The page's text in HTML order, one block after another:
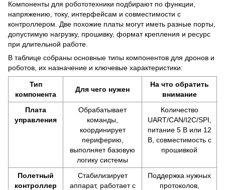
Компоненты для робототехники подбирают по функции,
напряжению, току, интерфейсам и совместимости с
контроллером. Две похожие платы могут иметь разные порты,
допустимую нагрузку, прошивку, формат крепления и ресурс
при длительной работе.
В таблице собраны основные типы компонентов для дронов и
роботов, их назначение и ключевые характеристики:
Тип
компонента
Для чего нужен
На что обратить
внимание
Плата
управления
Обрабатывает
команды,
координирует
периферию,
выполняет базовую
логику системы
Количество
UART/CAN/I2C/SPI,
питание 5 В или 12
В, совместимость с
прошивкой
Полетный
контроллер
Стабилизирует
аппарат, работает с
Поддержка нужных
протоколов,